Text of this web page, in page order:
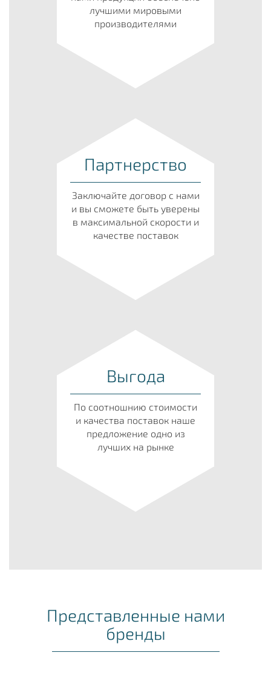
лучшими мировыми
производителями
Партнерство
Заключайте договор с нами
и вы сможете быть уверены
в максимальной скорости и
качестве поставок
Выгода
По соотношнию стоимости
и качества поставок наше
предложение одно из
лучших на рынке
Представленные нами
бренды